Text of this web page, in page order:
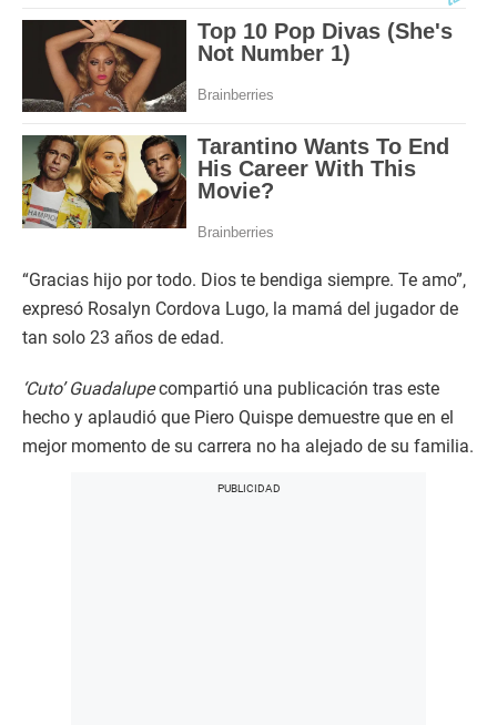
“Gracias hijo por todo. Dios te bendiga siempre. Te amo”,
expresó Rosalyn Cordova Lugo, la mamá del jugador de
tan solo 23 años de edad.
‘Cuto’ Guadalupecompartió una publicación tras este
hecho y aplaudió que Piero Quispe demuestre que en el
mejor momento de su carrera no ha alejado de su familia.